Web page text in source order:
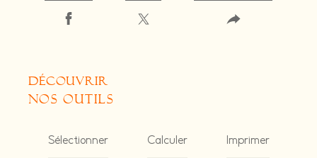
découvrir
nos outils
Sélectionner Calculer Imprimer